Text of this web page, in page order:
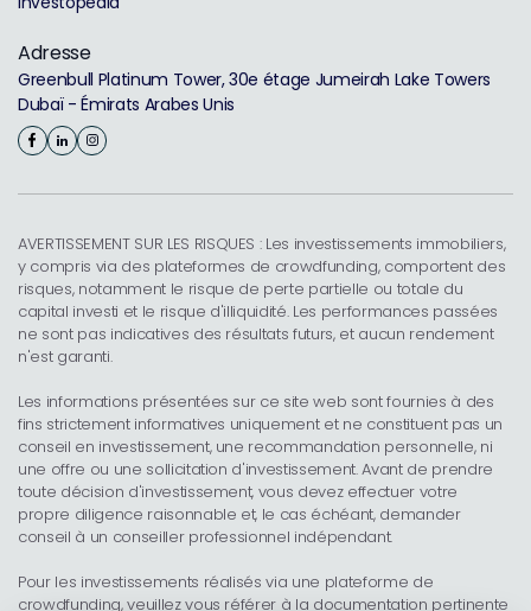
Adresse
Greenbull Platinum Tower, 30e étage Jumeirah Lake Towers
Dubaï - Émirats Arabes Unis
AVERTISSEMENT SUR LES RISQUES : Les investissements immobiliers,
y compris via des plateformes de crowdfunding, comportent des
risques, notamment le risque de perte partielle ou totale du
capital investi et le risque d'illiquidité. Les performances passées
ne sont pas indicatives des résultats futurs, et aucun rendement
n'est garanti.
Les informations présentées sur ce site web sont fournies à des
fins strictement informatives uniquement et ne constituent pas un
conseil en investissement, une recommandation personnelle, ni
une offre ou une sollicitation d'investissement. Avant de prendre
toute décision d'investissement, vous devez effectuer votre
propre diligence raisonnable et, le cas échéant, demander
conseil à un conseiller professionnel indépendant.
Pour les investissements réalisés via une plateforme de
crowdfunding, veuillez vous référer à la documentation pertinente